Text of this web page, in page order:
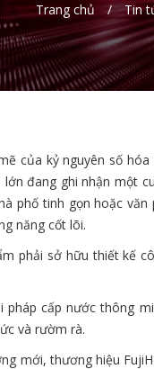
Trang chủ Tin
của kỷ nguyên số
đang ghi nhận một
phố tinh gọn hoặc
năng cốt lõi.
phải sở hữu thiết kế
pháp cấp nước thông
và rườm rà.
mới, thương hiệu